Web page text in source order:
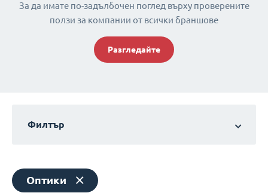
За да имате по-задълбочен поглед върху проверените
ползи за компании от всички браншове
Разгледайте
Филтър
Оптики